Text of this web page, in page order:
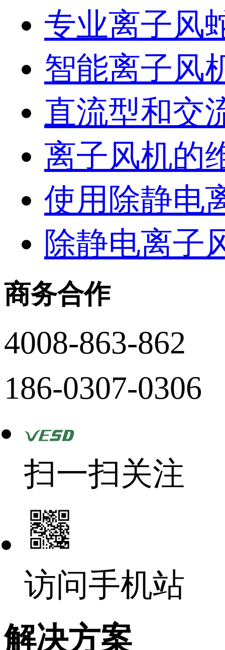
专业离子风
智能离子风
直流型和交
离子风机的
使用除静电
除静电离子
商务合作
4008-863-862
186-0307-0306
扫一扫关注
访问手机站
解决方案